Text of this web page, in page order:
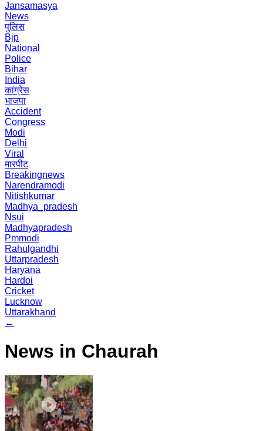
Jansamasya
News
पुलिस
Bjp
National
Police
Bihar
India
कांग्रेस
भाजपा
Accident
Congress
Modi
Delhi
Viral
मारपीट
Breakingnews
Narendramodi
Nitishkumar
Madhya_pradesh
Nsui
Madhyapradesh
Pmmodi
Rahulgandhi
Uttarpradesh
Haryana
Hardoi
Cricket
Lucknow
Uttarakhand
←
News in Chaurah